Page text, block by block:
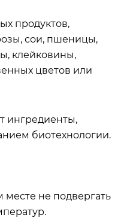
продуктов,
сои, пшеницы,
клейковины,
цветов или
ингредиенты,
биотехнологии.
месте не подвергать